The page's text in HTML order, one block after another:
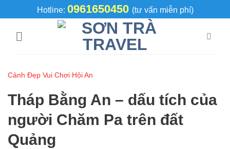
to
content
Hotline: 0961650450 (tư vấn miễn phí)
Cảnh Đẹp Vui Chơi Hội An
Tháp Bằng An – dấu tích của
người Chăm Pa trên đất
Quảng